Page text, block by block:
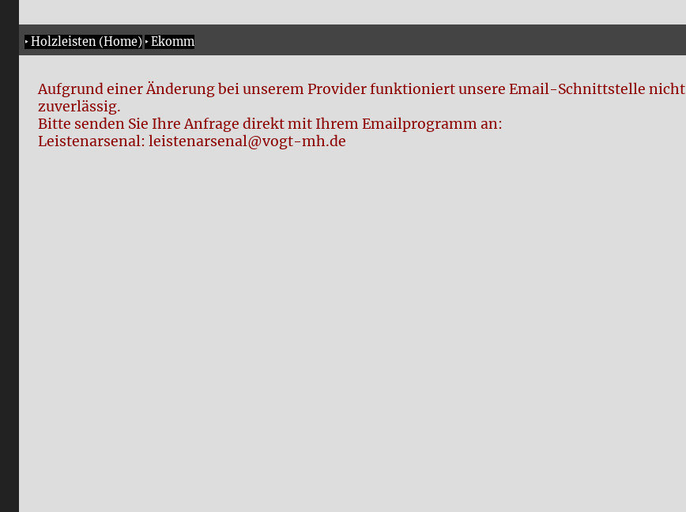
‣Holzleisten (Home) ‣Ekomm
Aufgrund einer Änderung bei unserem Provider funktioniert unsere Email-Schnittstelle nicht
zuverlässig.
Bitte senden Sie Ihre Anfrage direkt mit Ihrem Emailprogramm an:
Leistenarsenal: leistenarsenal@vogt-mh.de